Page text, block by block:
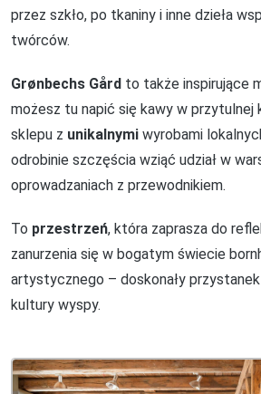
przez szkło, po tkaniny i inne dzieła
twórców.
Grønbechs Gård to także inspirujące
możesz tu napić się kawy w przytulnej
sklepu z unikalnymi wyrobami
odrobinie szczęścia wziąć udział w
oprowadzaniach z przewodnikiem.
To przestrzeń, która zaprasza do
zanurzenia się w bogatym świecie
artystycznego – doskonały
kultury wyspy.